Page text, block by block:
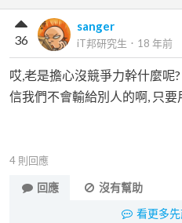
sanger
iT邦研究生 ． 18 年前
36
哎,老是擔心沒競爭力幹什麼呢
信我們不會輸給別人的啊, 只
4 則回應
回應
沒有幫助
看更多